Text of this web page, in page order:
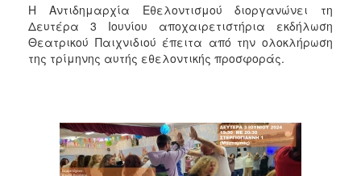
2020
2019
2018
2016
2015
2013
Η Αντιδημαρχία Εθελοντισμού διοργανώνει τη
Δευτέρα 3 Ιουνίου αποχαιρετιστήρια εκδήλωση
Θεατρικού Παιχνιδιού έπειτα από την ολοκλήρωση
της τρίμηνης αυτής εθελοντικής προσφοράς.